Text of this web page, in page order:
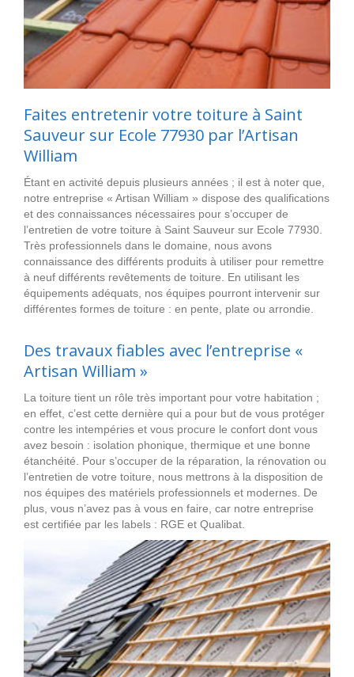
Faites entretenir votre toiture à Saint
Sauveur sur Ecole 77930 par l’Artisan
William
Étant en activité depuis plusieurs années ; il est à noter que,
notre entreprise « Artisan William » dispose des qualifications
et des connaissances nécessaires pour s’occuper de
l’entretien de votre toiture à Saint Sauveur sur Ecole 77930.
Très professionnels dans le domaine, nous avons
connaissance des différents produits à utiliser pour remettre
à neuf différents revêtements de toiture. En utilisant les
équipements adéquats, nos équipes pourront intervenir sur
différentes formes de toiture : en pente, plate ou arrondie.
Des travaux fiables avec l’entreprise «
Artisan William »
La toiture tient un rôle très important pour votre habitation ;
en effet, c’est cette dernière qui a pour but de vous protéger
contre les intempéries et vous procure le confort dont vous
avez besoin : isolation phonique, thermique et une bonne
étanchéité. Pour s’occuper de la réparation, la rénovation ou
l’entretien de votre toiture, nous mettrons à la disposition de
nos équipes des matériels professionnels et modernes. De
plus, vous n’avez pas à vous en faire, car notre entreprise
est certifiée par les labels : RGE et Qualibat.